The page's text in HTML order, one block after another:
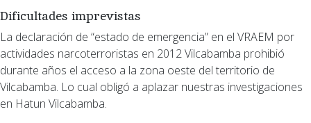
Dificultades imprevistas
La declaración de “estado de emergencia” en el VRAEM por
actividades narcoterroristas en 2012 Vilcabamba prohibió
durante años el acceso a la zona oeste del territorio de
Vilcabamba. Lo cual obligó a aplazar nuestras investigaciones
en Hatun Vilcabamba.